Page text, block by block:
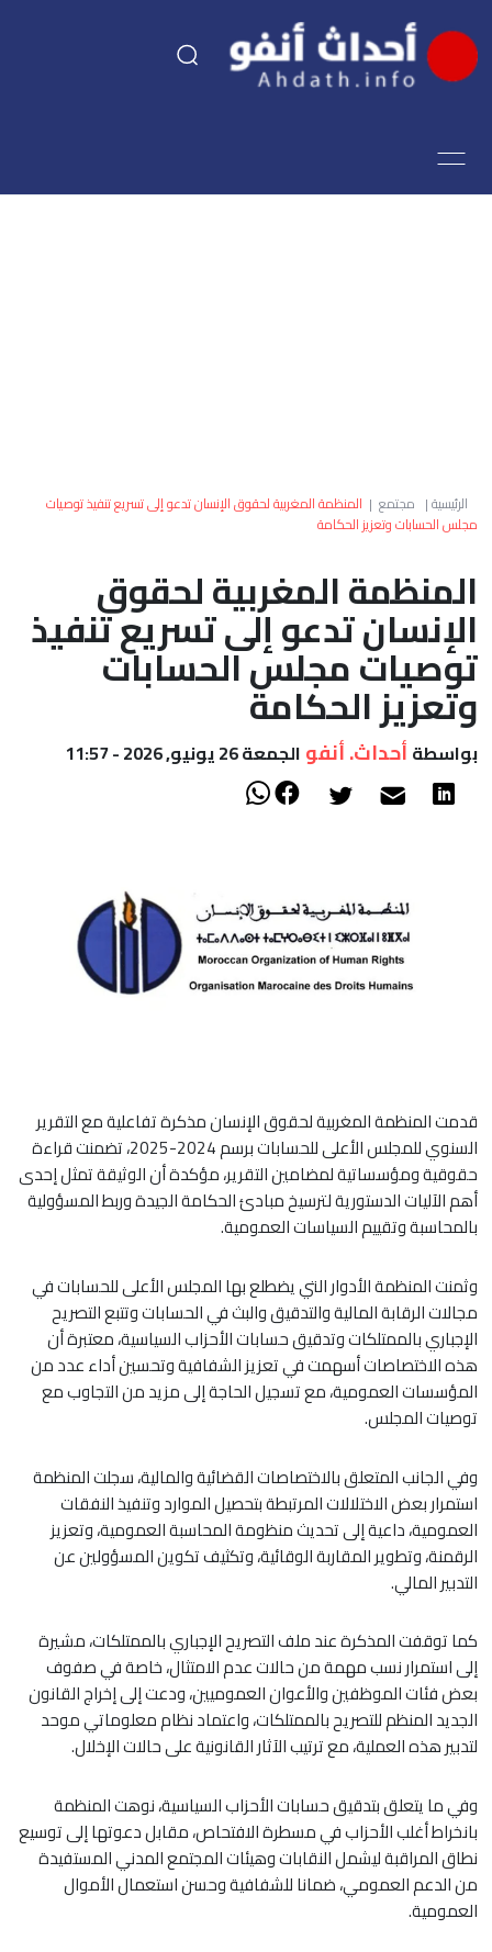
اقتصاد
العالم
الصحراء
الرئيسية| مجتمع | المنظمة المغربية لحقوق الإنسان تدعو إلى تسريع تنفيذ توصيات
مجلس الحسابات وتعزيز الحكامة
المنظمة المغربية لحقوق
الإنسان تدعو إلى تسريع تنفيذ
توصيات مجلس الحسابات
وتعزيز الحكامة
بواسطة أحداث. أنفو الجمعة 26 يونيو, 2026 - 11:57
قدمت المنظمة المغربية لحقوق الإنسان مذكرة تفاعلية مع التقرير
السنوي للمجلس الأعلى للحسابات برسم 2024-2025، تضمنت قراءة
حقوقية ومؤسساتية لمضامين التقرير، مؤكدة أن الوثيقة تمثل إحدى
أهم الآليات الدستورية لترسيخ مبادئ الحكامة الجيدة وربط المسؤولية
بالمحاسبة وتقييم السياسات العمومية.
وثمنت المنظمة الأدوار التي يضطلع بها المجلس الأعلى للحسابات في
مجالات الرقابة المالية والتدقيق والبث في الحسابات وتتبع التصريح
الإجباري بالممتلكات وتدقيق حسابات الأحزاب السياسية، معتبرة أن
هذه الاختصاصات أسهمت في تعزيز الشفافية وتحسين أداء عدد من
المؤسسات العمومية، مع تسجيل الحاجة إلى مزيد من التجاوب مع
توصيات المجلس.
وفي الجانب المتعلق بالاختصاصات القضائية والمالية، سجلت المنظمة
استمرار بعض الاختلالات المرتبطة بتحصيل الموارد وتنفيذ النفقات
العمومية، داعية إلى تحديث منظومة المحاسبة العمومية، وتعزيز
الرقمنة، وتطوير المقاربة الوقائية، وتكثيف تكوين المسؤولين عن
التدبير المالي.
كما توقفت المذكرة عند ملف التصريح الإجباري بالممتلكات، مشيرة
إلى استمرار نسب مهمة من حالات عدم الامتثال، خاصة في صفوف
بعض فئات الموظفين والأعوان العموميين، ودعت إلى إخراج القانون
الجديد المنظم للتصريح بالممتلكات، واعتماد نظام معلوماتي موحد
لتدبير هذه العملية، مع ترتيب الآثار القانونية على حالات الإخلال.
وفي ما يتعلق بتدقيق حسابات الأحزاب السياسية، نوهت المنظمة
بانخراط أغلب الأحزاب في مسطرة الافتحاص، مقابل دعوتها إلى توسيع
نطاق المراقبة ليشمل النقابات وهيئات المجتمع المدني المستفيدة
من الدعم العمومي، ضمانا للشفافية وحسن استعمال الأموال
العمومية.